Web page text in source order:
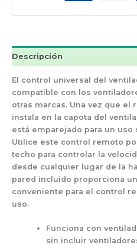
Descripción
El control universal del
compatible con los
otras marcas. Una vez que
instala en la capota del
está emparejado para un uso
Utilice este control remoto
techo para controlar la
desde cualquier lugar de la
pared incluido proporciona
conveniente para el control
uso.
Funciona con
sin incluir